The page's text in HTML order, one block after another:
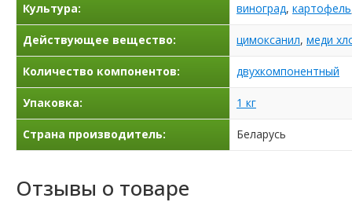
Культура: виноград, картофель
Действующее вещество: цимоксанил, меди
Количество компонентов: двухкомпонентный
Упаковка: 1 кг
Страна производитель: Беларусь
Отзывы о товаре